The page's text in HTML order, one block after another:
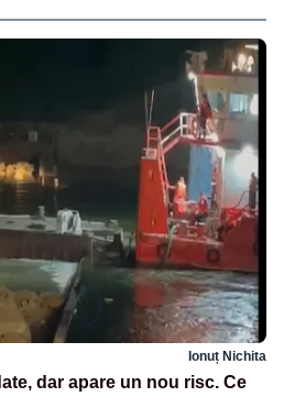
Ionuț Nichita
dar apare un nou risc. Ce